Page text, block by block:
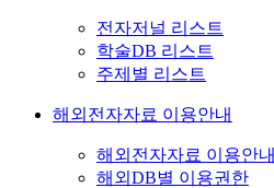
전자저널 리스트
학술DB 리스트
주제별 리스트
해외전자자료 이용안내
해외전자자료 이용안내
해외DB별 이용권한